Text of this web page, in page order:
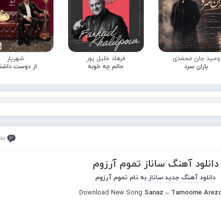
وحید جان محمدی
باران سرد
فرهاد خلیل پور
حالم چه خوبه
شهریار
از دوست
دانلود آهنگ ساناز تموم آرزوم
دانلود آهنگ جدید ساناز به نام تموم آرزوم
Download New Song Sanaz – Tamoome